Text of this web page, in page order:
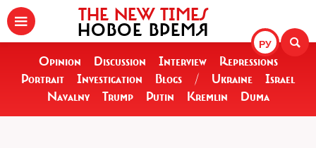
РУ
THE NEW TIMES
НОВОЕ ВРЕМЯ
Opinion Discussion Interview
Repressions
Portrait
Investigation Blogs / Ukraine
Israel
Navalny
Trump Putin Kremlin Duma